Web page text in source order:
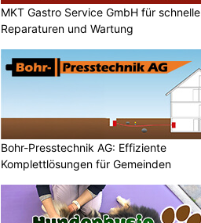
MKT Gastro Service GmbH für schnelle
Reparaturen und Wartung
Bohr-Presstechnik AG: Effiziente
Komplettlösungen für Gemeinden